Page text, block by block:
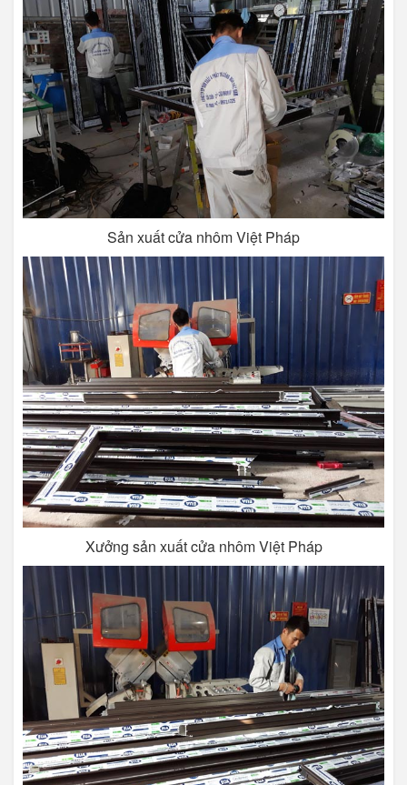
Sản xuất cửa nhôm Việt Pháp
Xưởng sản xuất cửa nhôm Việt Pháp